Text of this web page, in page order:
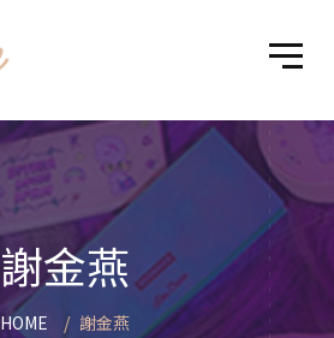
謝金燕
HOME 謝金燕